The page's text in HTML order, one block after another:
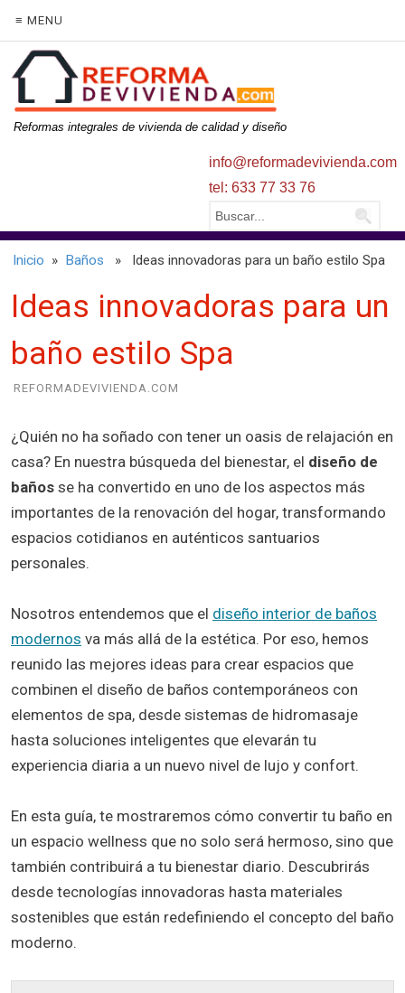
≡ MENU
Reformas integrales de vivienda de calidad y diseño
info@reformadevivienda.com
tel: 633 77 33 76
Inicio » Baños » Ideas innovadoras para un baño estilo Spa
Ideas innovadoras para un
baño estilo Spa
REFORMADEVIVIENDA.COM
¿Quién no ha soñado con tener un oasis de relajación en
casa? En nuestra búsqueda del bienestar, el diseño de
baños se ha convertido en uno de los aspectos más
importantes de la renovación del hogar, transformando
espacios cotidianos en auténticos santuarios
personales.
Nosotros entendemos que el diseño interior de baños
modernos va más allá de la estética. Por eso, hemos
reunido las mejores ideas para crear espacios que
combinen el diseño de baños contemporáneos con
elementos de spa, desde sistemas de hidromasaje
hasta soluciones inteligentes que elevarán tu
experiencia diaria a un nuevo nivel de lujo y confort.
En esta guía, te mostraremos cómo convertir tu baño en
un espacio wellness que no solo será hermoso, sino que
también contribuirá a tu bienestar diario. Descubrirás
desde tecnologías innovadoras hasta materiales
sostenibles que están redefiniendo el concepto del baño
moderno.